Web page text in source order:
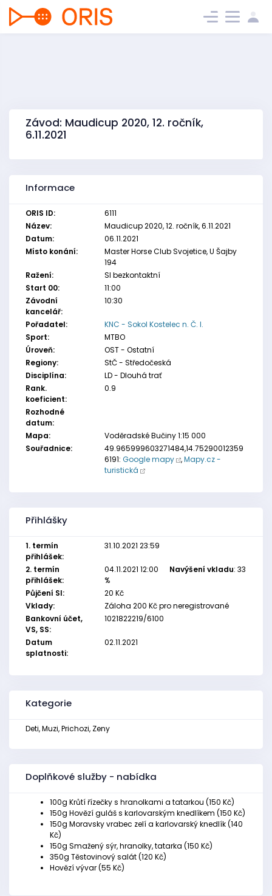
Závod: Maudicup 2020, 12. ročník,
6.11.2021
Informace
ORIS ID:
6111
Název:
Maudicup 2020, 12. ročník, 6.11.2021
Datum:
06.11.2021
Místo konání:
Master Horse Club Svojetice, U Šajby
194
Ražení:
SI bezkontaktní
Start 00:
11:00
Závodní
kancelář:
10:30
Pořadatel:
KNC - Sokol Kostelec n. Č. l.
Sport:
MTBO
Úroveň:
OST - Ostatní
Regiony:
StČ - Středočeská
Disciplína:
LD - Dlouhá trať
Rank.
koeficient:
0.9
Rozhodné
datum:
Mapa:
Voděradské Bučiny 1:15 000
Souřadnice:
49.965999603271484,14.75290012359
6191: Google mapy ,Mapy.cz -
turistická
Přihlášky
1. termín
přihlášek:
31.10.2021 23:59
2. termín
přihlášek:
04.11.2021 12:00 Navýšení vkladu: 33
%
Půjčení SI:
20 Kč
Vklady:
Záloha 200 Kč pro neregistrované
Bankovní účet,
VS, SS:
1021822219/6100
Datum
splatnosti:
02.11.2021
Kategorie
Deti, Muzi, Prichozi, Zeny
Doplňkové služby - nabídka
100g Krůtí řízečky s hranolkami a tatarkou (150 Kč)
150g Hovězí guláš s karlovarským knedlíkem (150 Kč)
150g Moravsky vrabec zelí a karlovarský knedlík (140
Kč)
150g Smažený sýr, hranolky, tatarka (150 Kč)
350g Těstovinový salát (120 Kč)
Hovězí vývar (55 Kč)